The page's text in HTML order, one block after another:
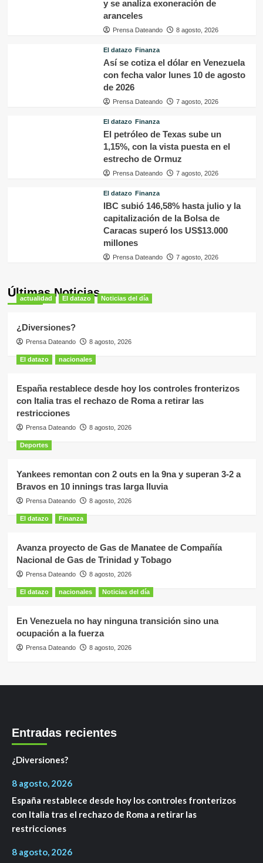
y se analiza exoneración de
aranceles
Prensa Dateando 8 agosto, 2026
El datazo Finanza
Así se cotiza el dólar en Venezuela
con fecha valor lunes 10 de agosto
de 2026
Prensa Dateando 7 agosto, 2026
El datazo Finanza
El petróleo de Texas sube un
1,15%, con la vista puesta en el
estrecho de Ormuz
Prensa Dateando 7 agosto, 2026
El datazo Finanza
IBC subió 146,58% hasta julio y la
capitalización de la Bolsa de
Caracas superó los US$13.000
millones
Prensa Dateando 7 agosto, 2026
Últimas Noticias
actualidad El datazo Noticias del día
¿Diversiones?
Prensa Dateando 8 agosto, 2026
El datazo nacionales
España restablece desde hoy los controles fronterizos
con Italia tras el rechazo de Roma a retirar las
restricciones
Prensa Dateando 8 agosto, 2026
Deportes
Yankees remontan con 2 outs en la 9na y superan 3-2 a
Bravos en 10 innings tras larga lluvia
Prensa Dateando 8 agosto, 2026
El datazo Finanza
Avanza proyecto de Gas de Manatee de Compañía
Nacional de Gas de Trinidad y Tobago
Prensa Dateando 8 agosto, 2026
El datazo nacionales Noticias del día
En Venezuela no hay ninguna transición sino una
ocupación a la fuerza
Prensa Dateando 8 agosto, 2026
Entradas recientes
¿Diversiones?
8 agosto, 2026
España restablece desde hoy los controles fronterizos
con Italia tras el rechazo de Roma a retirar las
restricciones
8 agosto, 2026